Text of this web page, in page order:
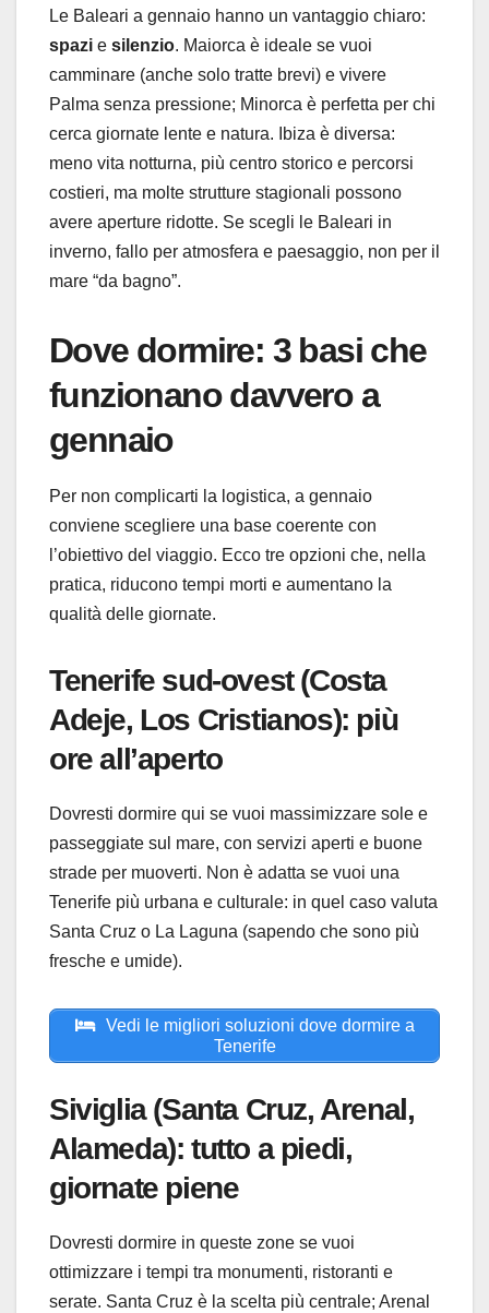
Le Baleari a gennaio hanno un vantaggio chiaro:
spazi e silenzio. Maiorca è ideale se vuoi
camminare (anche solo tratte brevi) e vivere
Palma senza pressione; Minorca è perfetta per chi
cerca giornate lente e natura. Ibiza è diversa:
meno vita notturna, più centro storico e percorsi
costieri, ma molte strutture stagionali possono
avere aperture ridotte. Se scegli le Baleari in
inverno, fallo per atmosfera e paesaggio, non per il
mare “da bagno”.
Dove dormire: 3 basi che
funzionano davvero a
gennaio
Per non complicarti la logistica, a gennaio
conviene scegliere una base coerente con
l’obiettivo del viaggio. Ecco tre opzioni che, nella
pratica, riducono tempi morti e aumentano la
qualità delle giornate.
Tenerife sud-ovest (Costa
Adeje, Los Cristianos): più
ore all’aperto
Dovresti dormire qui se vuoi massimizzare sole e
passeggiate sul mare, con servizi aperti e buone
strade per muoverti. Non è adatta se vuoi una
Tenerife più urbana e culturale: in quel caso valuta
Santa Cruz o La Laguna (sapendo che sono più
fresche e umide).
Vedi le migliori soluzioni dove dormire a
Tenerife
Siviglia (Santa Cruz, Arenal,
Alameda): tutto a piedi,
giornate piene
Dovresti dormire in queste zone se vuoi
ottimizzare i tempi tra monumenti, ristoranti e
serate. Santa Cruz è la scelta più centrale; Arenal